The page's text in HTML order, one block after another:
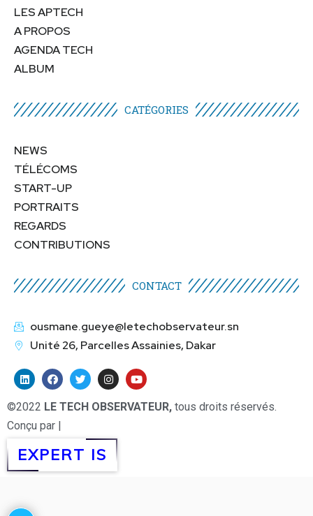
LES APTECH
A PROPOS
AGENDA TECH
ALBUM
CATÉGORIES​
NEWS
TÉLÉCOMS
START-UP
PORTRAITS
REGARDS
CONTRIBUTIONS
CONTACT
ousmane.gueye@letechobservateur.sn
Unité 26, Parcelles Assainies, Dakar
©2022 LE TECH OBSERVATEUR, tous droits réservés.
Conçu par |
EXPERT IS